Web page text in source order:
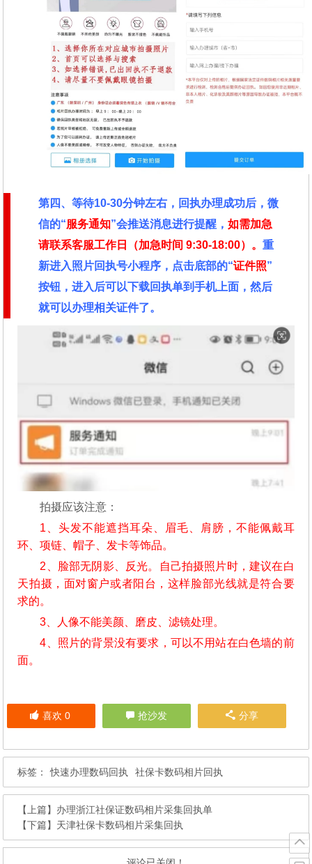
第四、等待10-30分钟左右，回执办理成功后，微
信的“服务通知”会推送消息进行提醒，如需加急
请联系客服工作日（加急时间 9:30-18:00）。重
新进入照片回执号小程序，点击底部的“证件照”
按钮，进入后可以下载回执单到手机上面，然后
就可以办理相关证件了。
拍摄应该注意：
1、头发不能遮挡耳朵、眉毛、肩膀，不能佩戴耳
环、项链、帽子、发卡等饰品。
2、脸部无阴影、反光。自己拍摄照片时，建议在白
天拍摄，面对窗户或者阳台，这样脸部光线就是符合要
求的。
3、人像不能美颜、磨皮、滤镜处理。
4、照片的背景没有要求，可以不用站在白色墙的前
面。
喜欢 0 抢沙发 分享
标签： 快速办理数码回执 社保卡数码相片回执
【上篇】 办理浙江社保证数码相片采集回执单
【下篇】 天津社保卡数码相片采集回执